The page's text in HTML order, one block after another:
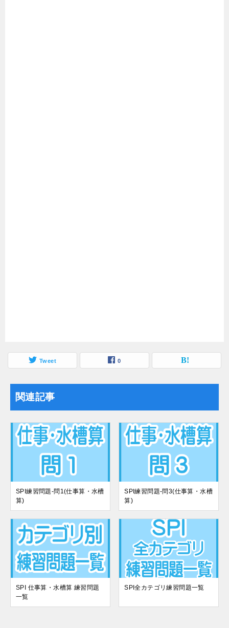
Tweet 0
関連記事
SPI練習問題-問1(仕事算・水槽
算)
SPI練習問題-問3(仕事算・水槽
算)
SPI 仕事算・水槽算 練習問題
一覧
SPI全カテゴリ練習問題一覧